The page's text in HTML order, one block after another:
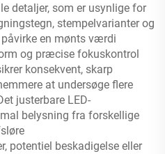
detaljer, som er usynlige for
stempelvarianter og
en mønts værdi
og præcise fokuskontrol
konsekvent, skarp
at undersøge flere
justerbare LED-
belysning fra forskellige
potentiel beskadigelse eller